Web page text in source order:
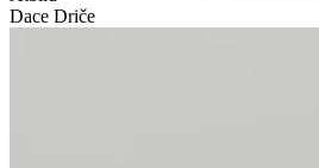
Dace Driče